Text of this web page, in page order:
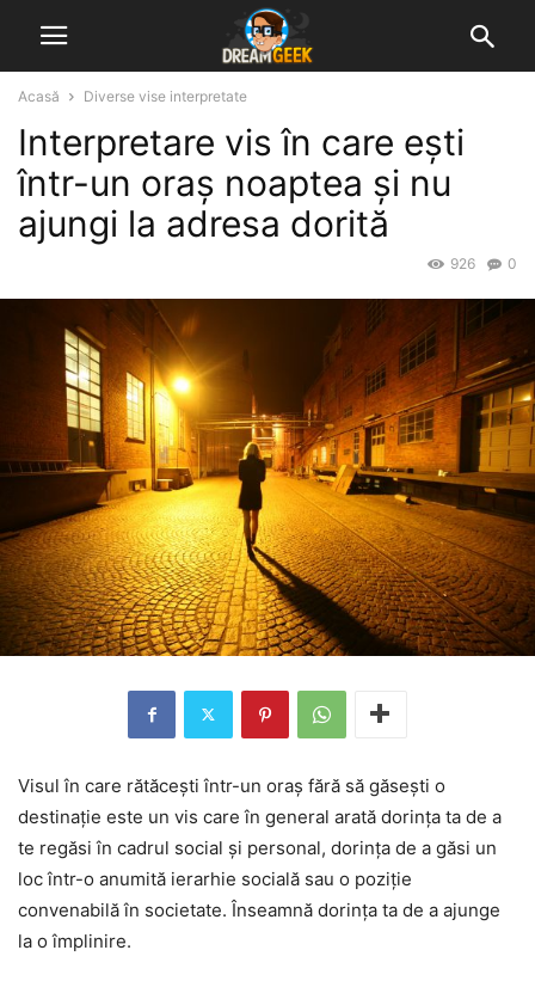
Acasă Diverse vise interpretate
Interpretare vis în care ești
într-un oraș noaptea și nu
ajungi la adresa dorită
0
926
Visul în care rătăcești într-un oraș fără să găsești o
destinație este un vis care în general arată dorința ta de a
te regăsi în cadrul social și personal, dorința de a găsi un
loc într-o anumită ierarhie socială sau o poziție
convenabilă în societate. Înseamnă dorința ta de a ajunge
la o împlinire.